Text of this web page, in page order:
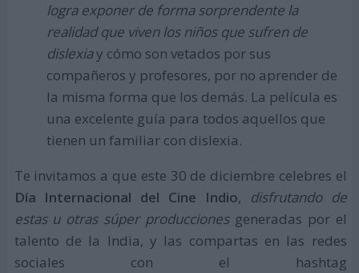
logra exponer de forma sorprendente la
realidad que viven los niños que sufren de
dislexiay cómo son vetados por sus
compañeros y profesores, por no aprender de
la misma forma que los demás. La película es
una excelente guía para todos aquellos que
tienen un familiar con dislexia.
Te invitamos a que este 30 de diciembre celebres el
Día Internacional del Cine Indio, disfrutando de
estas u otras súper produccionesgeneradas por el
talento de la India, y las compartas en las redes
sociales con el hashtag